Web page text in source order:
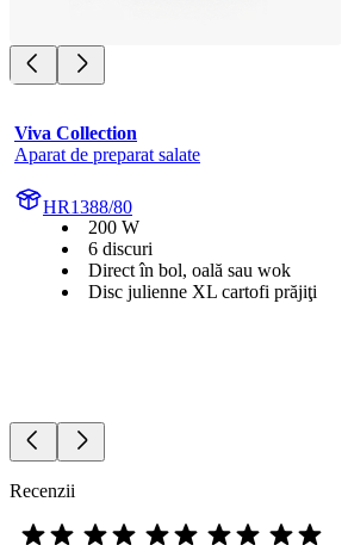
Viva Collection
Aparat de preparat salate
HR1388/80
200 W
6 discuri
Direct în bol, oală sau wok
Disc julienne XL cartofi prăjiţi
Recenzii